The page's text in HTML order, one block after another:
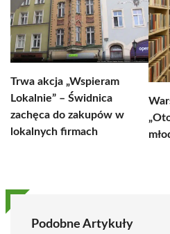
Trwa akcja „Wspieram
Lokalnie” – Świdnica
zachęca do zakupów w
lokalnych firmach
Podobne Artykuły